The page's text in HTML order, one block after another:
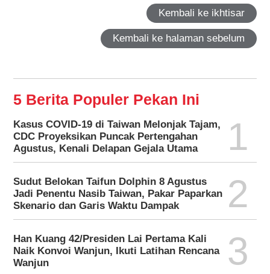
Kembali ke ikhtisar
Kembali ke halaman sebelum
5 Berita Populer Pekan Ini
Kasus COVID-19 di Taiwan Melonjak Tajam,
CDC Proyeksikan Puncak Pertengahan
Agustus, Kenali Delapan Gejala Utama
1
Sudut Belokan Taifun Dolphin 8 Agustus
Jadi Penentu Nasib Taiwan, Pakar Paparkan
Skenario dan Garis Waktu Dampak
2
Han Kuang 42/Presiden Lai Pertama Kali
Naik Konvoi Wanjun, Ikuti Latihan Rencana
Wanjun
3